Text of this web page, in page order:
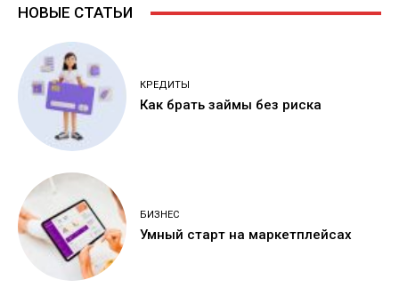
НОВЫЕ СТАТЬИ
КРЕДИТЫ
Как брать займы без риска
БИЗНЕС
Умный старт на маркетплейсах